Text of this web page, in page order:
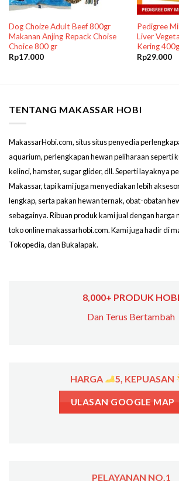
Dog Choize Adult Beef 800gr
Makanan Anjing Repack Choise
Choice 800 gr
Rp17.000
Pedigree
Liver
Kering 400g
Rp29.000
TENTANG MAKASSAR HOBI
MakassarHobi.com, situs situs penyedia
aquarium, perlengkapan hewan peliharaan seperti
kelinci, hamster, sugar glider, dll. Seperti layaknya
Makassar, tapi kami juga menyediakan lebih
lengkap, serta pakan hewan ternak, obat-obatan
sebagainya. Ribuan produk kami jual dengan harga
toko online makassarhobi.com. Kami juga hadir di
Tokopedia, dan Bukalapak.
8,000+ PRODUK HOBI
Dan Terus Bertambah
HARGA 5, KEPUASAN
ULASAN GOOGLE MAP
PELAYANAN NO.1